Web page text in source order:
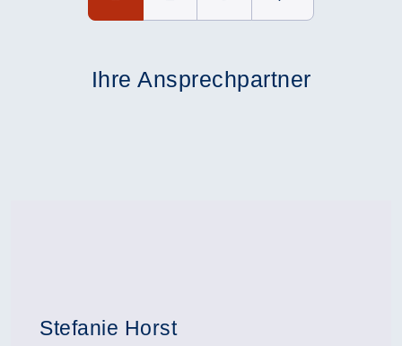
Ihre Ansprechpartner
Stefanie Horst